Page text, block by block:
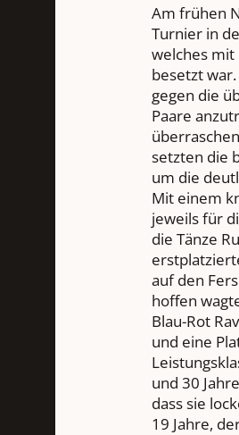
Am frühen
Turnier in
welches mit
besetzt
gegen die
Paare
setzten die
um die
Mit einem
jeweils für
die Tänze
auf den
hoffen
Blau-Rot
und eine
und 30
dass sie
19 Jahre,